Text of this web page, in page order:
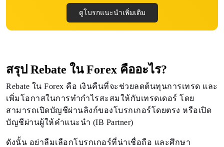
ดูโบรกแนะนำเพิ่มเติม
สรุป Rebate ใน Forex คืออะไร?
Rebate ใน Forex คือ เงินคืนที่จะช่วยลดต้นทุนการเทรด และ
เพิ่มโอกาสในการทำกำไรสะสมให้กับเทรดเดอร์ โดย
สามารถเปิดบัญชีผ่านลิงก์ของโบรกเกอร์โดยตรง หรือเปิด
บัญชีผ่านผู้ให้คำแนะนำ (IB Partner)
ดังนั้น อย่าลืมเลือกโบรกเกอร์ที่น่าเชื่อถือ และศึกษา